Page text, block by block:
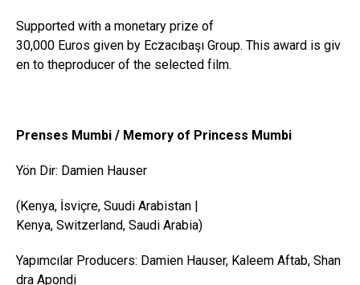
Supported with a monetary prize of
30,000 Euros given by Eczacıbaşı Group. This award is giv
en to theproducer of the selected film.
Prenses Mumbi / Memory of Princess Mumbi
Yön Dir: Damien Hauser
(Kenya, İsviçre, Suudi Arabistan |
Kenya, Switzerland, Saudi Arabia)
Yapımcılar Producers: Damien Hauser, Kaleem Aftab, Shan
dra Apondi